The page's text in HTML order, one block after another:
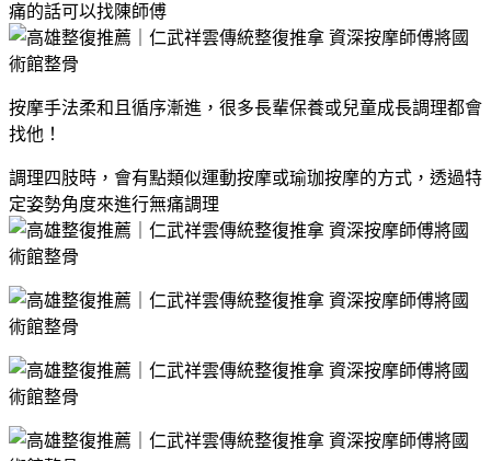
痛的話可以找陳師傅
按摩手法柔和且循序漸進，很多長輩保養或兒童成長調理都會
找他！
調理四肢時，會有點類似運動按摩或瑜珈按摩的方式，透過特
定姿勢角度來進行無痛調理